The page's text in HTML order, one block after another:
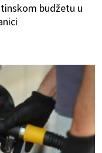
budžetu u